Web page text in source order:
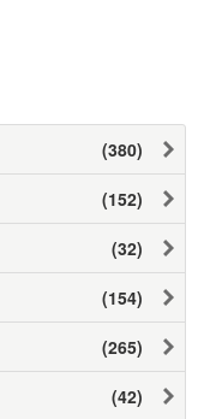
(380)
(152)
(32)
(154)
(265)
(42)